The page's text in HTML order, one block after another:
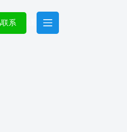
建站课程
联系